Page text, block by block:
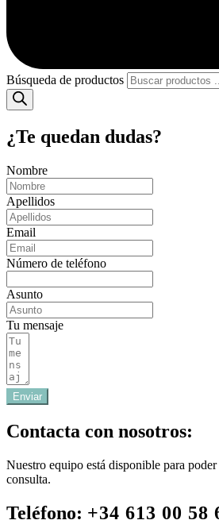
Búsqueda de productos
¿Te quedan dudas?
Nombre
Apellidos
Email
Número de teléfono
Asunto
Tu mensaje
Enviar
Contacta con nosotros:
Nuestro equipo está disponible para
consulta.
Teléfono: +34 613 00 58